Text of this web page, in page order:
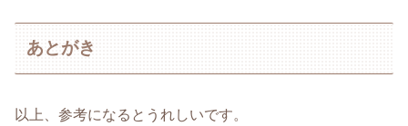
あとがき
以上、参考になるとうれしいです。